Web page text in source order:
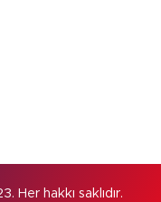
Her hakkı saklıdır.